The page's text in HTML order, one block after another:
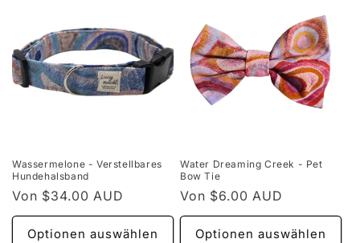
Wassermelone - Verstellbares
Hundehalsband
Normaler
Preis
Von $34.00 AUD
Optionen auswählen
Water Dreaming Creek - Pet
Bow Tie
Normaler
Preis
Von $6.00 AUD
Optionen auswählen